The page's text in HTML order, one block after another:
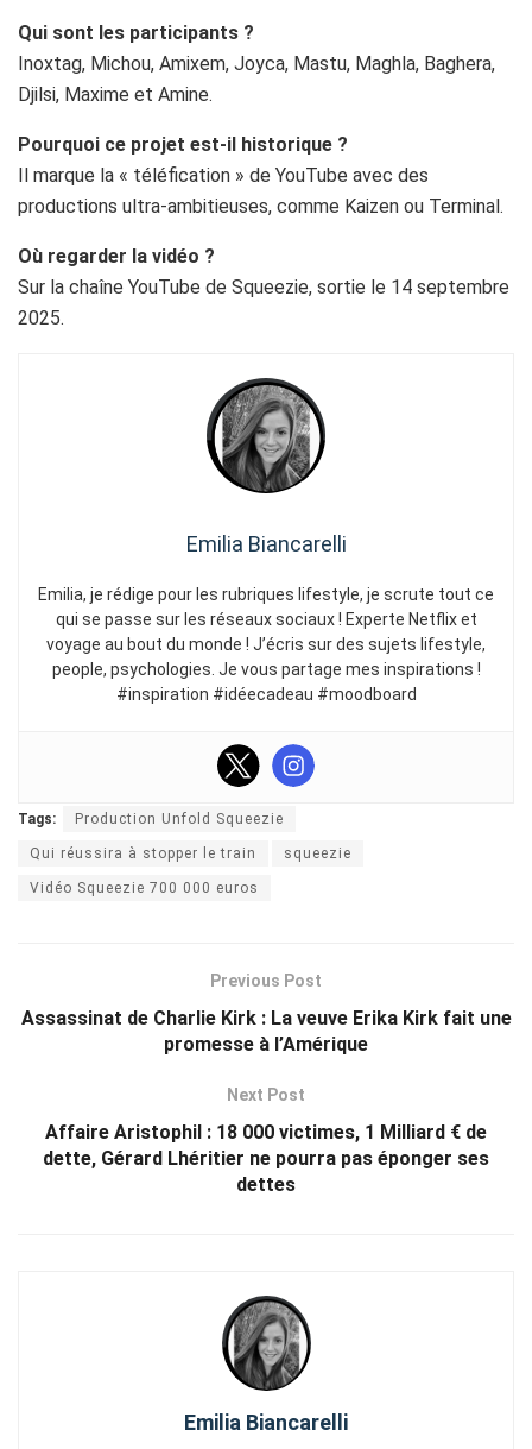
Qui sont les participants ?
Inoxtag, Michou, Amixem, Joyca, Mastu, Maghla, Baghera,
Djilsi, Maxime et Amine.
Pourquoi ce projet est-il historique ?
Il marque la « téléfication » de YouTube avec des
productions ultra-ambitieuses, comme Kaizen ou Terminal.
Où regarder la vidéo ?
Sur la chaîne YouTube de Squeezie, sortie le 14 septembre
2025.
Emilia Biancarelli
Emilia, je rédige pour les rubriques lifestyle, je scrute tout ce
qui se passe sur les réseaux sociaux ! Experte Netflix et
voyage au bout du monde ! J’écris sur des sujets lifestyle,
people, psychologies. Je vous partage mes inspirations !
#inspiration #idéecadeau #moodboard
Tags: Production Unfold Squeezie
Qui réussira à stopper le train squeezie
Vidéo Squeezie 700 000 euros
Previous Post
Assassinat de Charlie Kirk : La veuve Erika Kirk fait une
promesse à l’Amérique
Next Post
Affaire Aristophil : 18 000 victimes, 1 Milliard € de
dette, Gérard Lhéritier ne pourra pas éponger ses
dettes
Emilia Biancarelli